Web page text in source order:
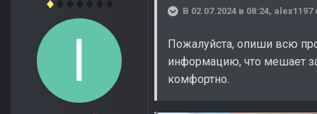
В 02.07.2024 в 08:24, alex1197
Пожалуйста, опиши всю
информацию, что мешает
комфортно.